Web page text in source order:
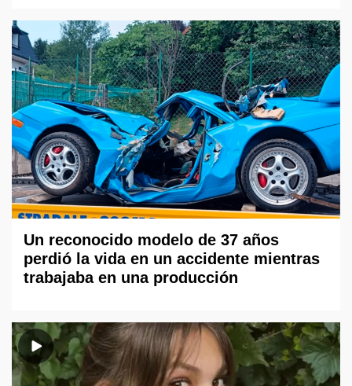
Un reconocido modelo de 37 años
perdió la vida en un accidente mientras
trabajaba en una producción